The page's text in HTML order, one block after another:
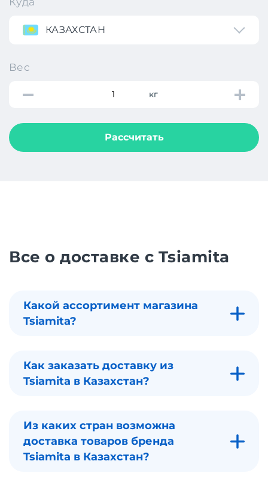
КАЗАХСТАН
Вес
кг
Рассчитать
Все о доставке с Tsiamita
Какой ассортимент магазина
Tsiamita?
Как заказать доставку из
Tsiamita в Казахстан?
Из каких стран возможна
доставка товаров бренда
Tsiamita в Казахстан?